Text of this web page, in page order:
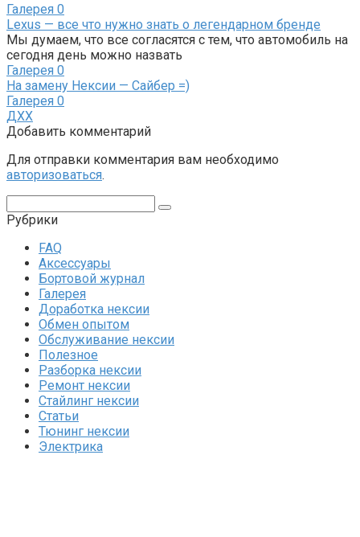
Галерея 0
Lexus — все что нужно знать о легендарном бренде
Мы думаем, что все согласятся с тем, что автомобиль на
сегодня день можно назвать
Галерея 0
На замену Нексии — Сайбер =)
Галерея 0
ДХХ
Добавить комментарий
Для отправки комментария вам необходимо
авторизоваться.
Рубрики
FAQ
Аксессуары
Бортовой журнал
Галерея
Доработка нексии
Обмен опытом
Обслуживание нексии
Полезное
Разборка нексии
Ремонт нексии
Стайлинг нексии
Статьи
Тюнинг нексии
Электрика